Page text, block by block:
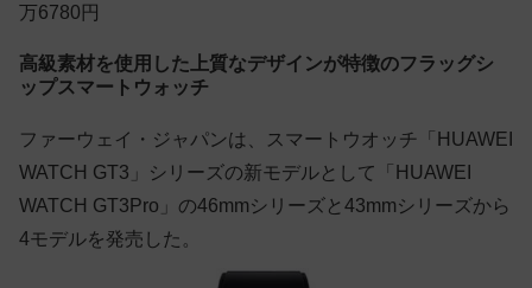
万6780円
高級素材を使用した上質なデザインが特徴のフラッグシ
ップスマートウォッチ
ファーウェイ・ジャパンは、スマートウオッチ「HUAWEI
WATCH GT3」シリーズの新モデルとして「HUAWEI
WATCH GT3Pro」の46mmシリーズと43mmシリーズから
4モデルを発売した。